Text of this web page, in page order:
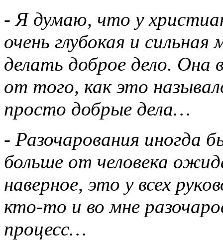
- Я думаю, что у
очень глубокая и
делать доброе дело. Она
от того, как это
просто добрые дела…
- Разочарования иногда
больше от человека
наверное, это у всех
кто-то и во мне
процесс…